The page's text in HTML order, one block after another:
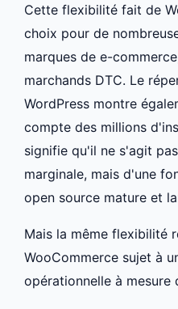
Cette flexibilité fait de
choix pour de
marques de e-
marchands DTC. Le
WordPress montre
compte des millions
signifie qu'il ne s'agit
marginale, mais d'une
open source mature et
Mais la même flexibilité
WooCommerce sujet à
opérationnelle à mesure